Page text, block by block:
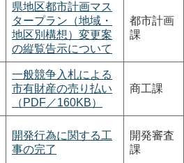
県地区都市計画マス
タープラン（地域・
地区別構想）変更案
の縦覧告示について
都市計画
課
一般競争入札による
市有財産の売り払い
（PDF／160KB）
商工課
開発行為に関する工
事の完了
開発審査
課